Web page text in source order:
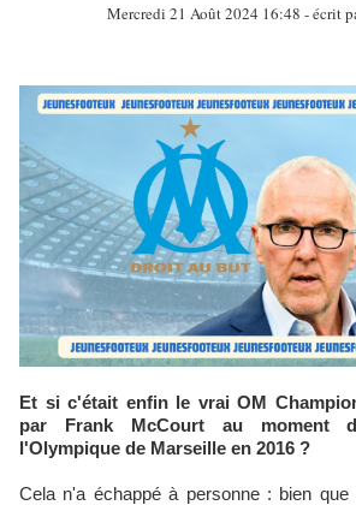
Mercredi 21 Août 2024 16:48 - écrit
Et si c'était enfin le vrai OM Champions Project annoncé
par Frank McCourt au moment
l'Olympique de Marseille en 2016 ?
Cela n'a échappé à personne : bien que